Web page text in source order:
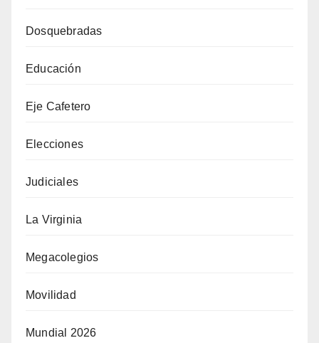
Dosquebradas
Educación
Eje Cafetero
Elecciones
Judiciales
La Virginia
Megacolegios
Movilidad
Mundial 2026